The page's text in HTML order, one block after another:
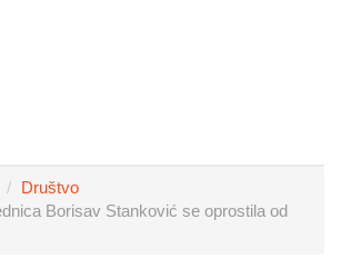
Društvo
Borisav Stanković se oprostila od